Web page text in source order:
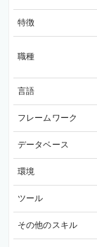
特徴
職種
言語
フレームワーク
データベース
環境
ツール
その他のスキル